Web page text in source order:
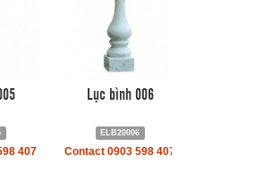
407
Lục bình 006
ELB20006
Contact 0903 598 407